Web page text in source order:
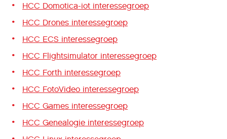
HCC Domotica-iot interessegroep
HCC Drones interessegroep
HCC ECS interessegroep
HCC Flightsimulator interessegroep
HCC Forth interessegroep
HCC FotoVideo interessegroep
HCC Games interessegroep
HCC Genealogie interessegroep